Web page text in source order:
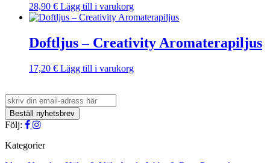
28,90 € Lägg till i varukorg
Doftljus – Creativity Aromaterapiljus
17,20 € Lägg till i varukorg
Följ:
Kategorier